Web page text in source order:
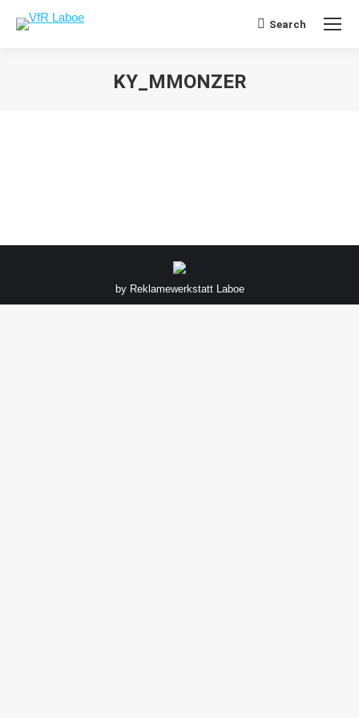
Search:
Search
KY_MMONZER
by Reklamewerkstatt Laboe